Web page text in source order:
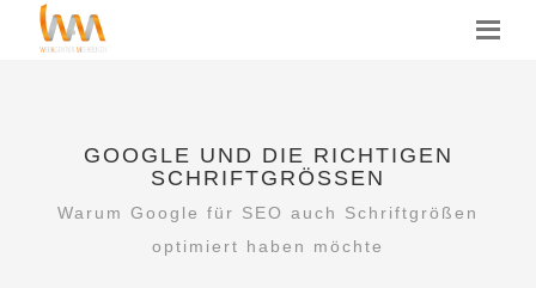
MENU
GOOGLE UND DIE RICHTIGEN
SCHRIFTGRÖSSEN
Warum Google für SEO auch Schriftgrößen
optimiert haben möchte